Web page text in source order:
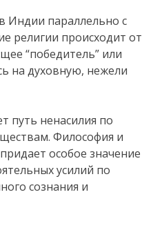
Индии параллельно с
религии происходит от
“победитель” или
на духовную, нежели
путь ненасилия по
Философия и
особое значение
усилий по
сознания и